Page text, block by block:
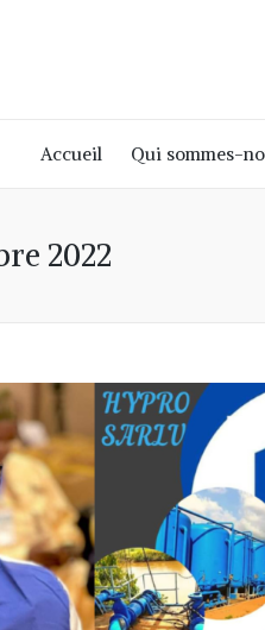
Accueil Qui sommes-
2022